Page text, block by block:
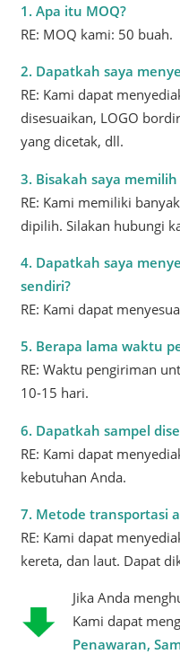
1. Apa itu MOQ?
RE: MOQ kami: 50 buah.
2. Dapatkah saya
RE: Kami dapat
disesuaikan, LOGO
yang dicetak, dll.
3. Bisakah saya
RE: Kami memiliki
dipilih. Silakan hubungi
4. Dapatkah saya
sendiri?
RE: Kami dapat
5. Berapa lama waktu
RE: Waktu pengiriman
10-15 hari.
6. Dapatkah sampel
RE: Kami dapat
kebutuhan Anda.
7. Metode transportasi
RE: Kami dapat
kereta, dan laut. Dapat
Jika Anda
Kami dapat
Penawaran,